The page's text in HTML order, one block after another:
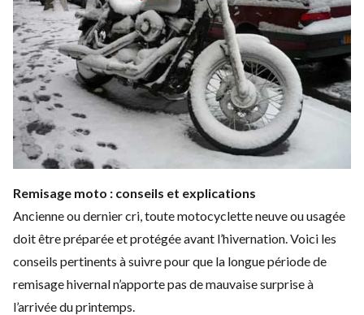
Remisage moto : conseils et explications
Ancienne ou dernier cri, toutemotocyclette neuveou usagée
doit être préparée et protégée avant l’hivernation. Voici les
conseils pertinents à suivre pour que la longue période de
remisage hivernal n’apporte pas de mauvaise surprise à
l’arrivée du printemps.